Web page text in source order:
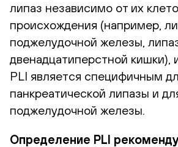
липаз независимо от их
происхождения (например,
поджелудочной железы,
двенадцатиперстной кишки),
PLI является специфичным
панкреатической липазы и
поджелудочной железы.
Определение PLI